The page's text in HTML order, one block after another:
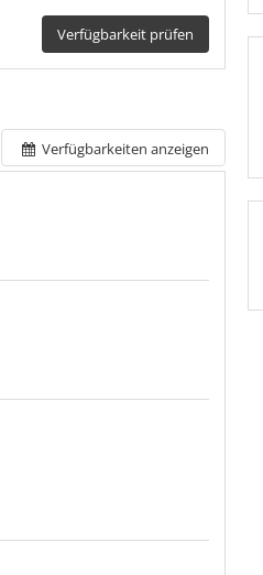
Verfügbarkeit prüfen
Verfügbarkeiten anzeigen